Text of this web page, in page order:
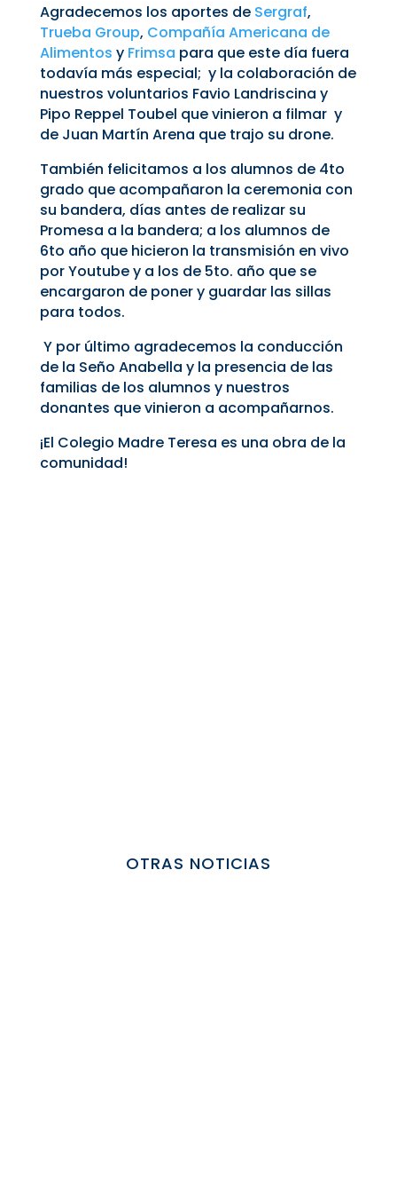
Agradecemos los aportes de Sergraf,
Trueba Group, Compañía Americana de
Alimentos y Frimsa para que este día fuera
todavía más especial; y la colaboración de
nuestros voluntarios Favio Landriscina y
Pipo Reppel Toubel que vinieron a filmar y
de Juan Martín Arena que trajo su drone.
También felicitamos a los alumnos de 4to
grado que acompañaron la ceremonia con
su bandera, días antes de realizar su
Promesa a la bandera; a los alumnos de
6to año que hicieron la transmisión en vivo
por Youtube y a los de 5to. año que se
encargaron de poner y guardar las sillas
para todos.
Y por último agradecemos la conducción
de la Seño Anabella y la presencia de las
familias de los alumnos y nuestros
donantes que vinieron a acompañarnos.
¡El Colegio Madre Teresa es una obra de la
comunidad!
OTRAS NOTICIAS